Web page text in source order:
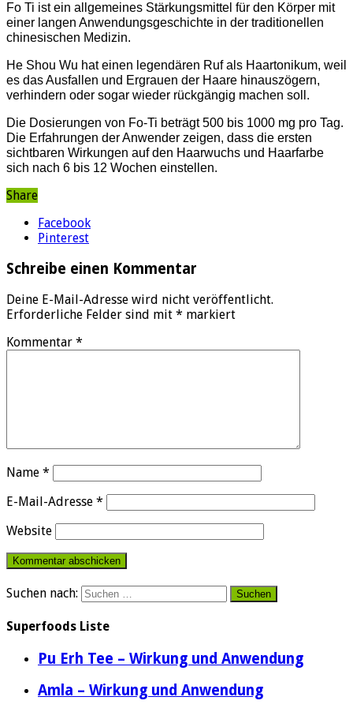
Fo Ti ist ein allgemeines Stärkungsmittel für den Körper mit
einer langen Anwendungsgeschichte in der traditionellen
chinesischen Medizin.
He Shou Wu hat einen legendären Ruf als Haartonikum, weil
es das Ausfallen und Ergrauen der Haare hinauszögern,
verhindern oder sogar wieder rückgängig machen soll.
Die Dosierungen von Fo-Ti beträgt 500 bis 1000 mg pro Tag.
Die Erfahrungen der Anwender zeigen, dass die ersten
sichtbaren Wirkungen auf den Haarwuchs und Haarfarbe
sich nach 6 bis 12 Wochen einstellen.
Share
Facebook
Pinterest
Schreibe einen Kommentar
Deine E-Mail-Adresse wird nicht veröffentlicht.
Erforderliche Felder sind mit * markiert
Kommentar *
Name *
E-Mail-Adresse *
Website
Suchen nach:
Superfoods Liste
Pu Erh Tee – Wirkung und Anwendung
Amla – Wirkung und Anwendung